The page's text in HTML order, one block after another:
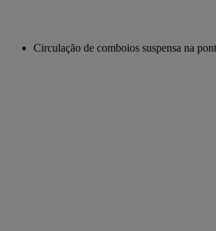
Circulação de comboios suspensa na